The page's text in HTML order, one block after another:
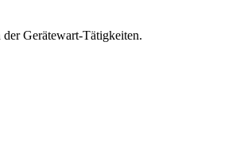
Gerätewart-Tätigkeiten.